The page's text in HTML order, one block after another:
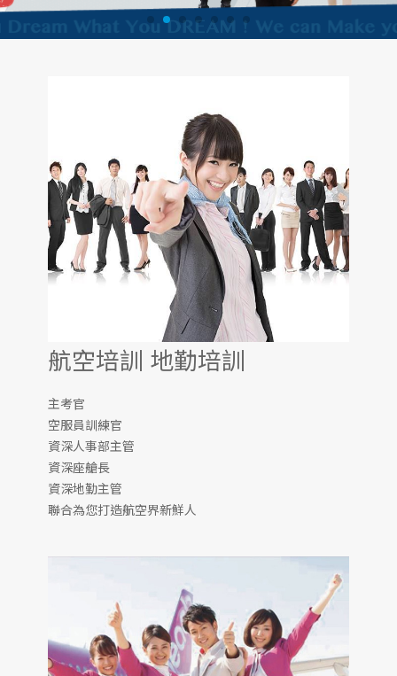
航空培訓 地勤培訓
主考官
空服員訓練官
資深人事部主管
資深座艙長
資深地勤主管
聯合為您打造航空界新鮮人